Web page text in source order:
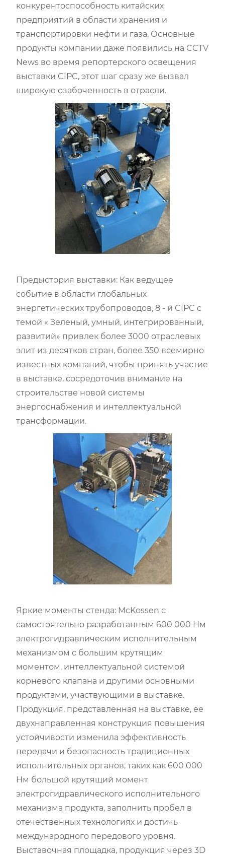
конкурентоспособность китайских
предприятий в области хранения и
транспортировки нефти и газа. Основные
продукты компании даже появились на CCTV
News во время репортерского освещения
выставки CIPC, этот шаг сразу же вызвал
широкую озабоченность в отрасли.
Предыстория выставки: Как ведущее
событие в области глобальных
энергетических трубопроводов, 8 - й CIPC с
темой « Зеленый, умный, интегрированный,
развитий» привлек более 3000 отраслевых
элит из десятков стран, более 350 всемирно
известных компаний, чтобы принять участие
в выставке, сосредоточив внимание на
строительстве новой системы
энергоснабжения и интеллектуальной
трансформации.
Яркие моменты стенда: McKossen с
самостоятельно разработанным 600 000 Нм
электрогидравлическим исполнительным
механизмом с большим крутящим
моментом, интеллектуальной системой
корневого клапана и другими основными
продуктами, участвующими в выставке.
Продукция, представленная на выставке, ее
двухнаправленная конструкция повышения
устойчивости изменила эффективность
передачи и безопасность традиционных
исполнительных органов, таких как 600 000
Нм большой крутящий момент
электрогидравлического исполнительного
механизма продукта, заполнить пробел в
отечественных технологиях и достичь
международного передового уровня.
Выставочная площадка, продукция через 3D